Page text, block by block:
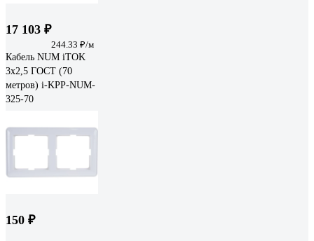
17 103 ₽
244.33 ₽/м
Кабель NUM iTOK
3x2,5 ГОСТ (70
метров) i-KPP-NUM-
325-70
150 ₽